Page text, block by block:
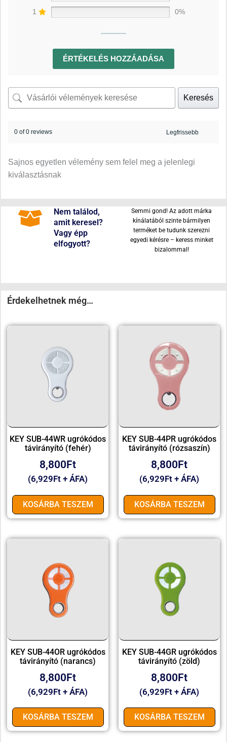
1 0%
ÉRTÉKELÉS HOZZÁADÁSA
Keresés
0 of 0 reviews
Sajnos egyetlen vélemény sem felel meg a jelenlegi
kiválasztásnak
Nem találod,
amit keresel?
Vagy épp
elfogyott?
Semmi gond! Az adott márka
kínálatából szinte bármilyen
terméket be tudunk szerezni
egyedi kérésre – keress minket
bizalommal!
Érdekelhetnek még…
KEY SUB-44WR ugrókódos
távirányító (fehér)
8,800Ft
(6,929Ft + ÁFA)
KOSÁRBA TESZEM
KEY SUB-44PR ugrókódos
távirányító (rózsaszín)
8,800Ft
(6,929Ft + ÁFA)
KOSÁRBA TESZEM
KEY SUB-44OR ugrókódos
távirányító (narancs)
8,800Ft
(6,929Ft + ÁFA)
KOSÁRBA TESZEM
KEY SUB-44GR ugrókódos
távirányító (zöld)
8,800Ft
(6,929Ft + ÁFA)
KOSÁRBA TESZEM